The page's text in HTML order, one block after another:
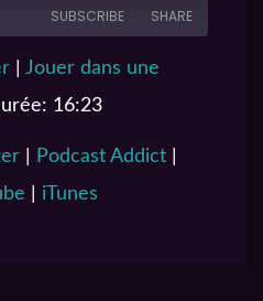
SUBSCRIBE SHARE
iTunes
Jouer dans une
16:23
Podcast Addict
iTunes